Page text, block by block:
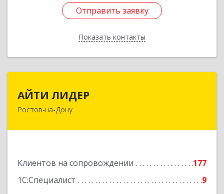
Отправить заявку
Показать контакты
Отправить заявку
Назад
АЙТИ ЛИДЕР
Ростов-на-Дону
Клиентов на сопровождении
177
1С:Специалист
9
344065, Ростовская обл, Ростов-на-Дону г,